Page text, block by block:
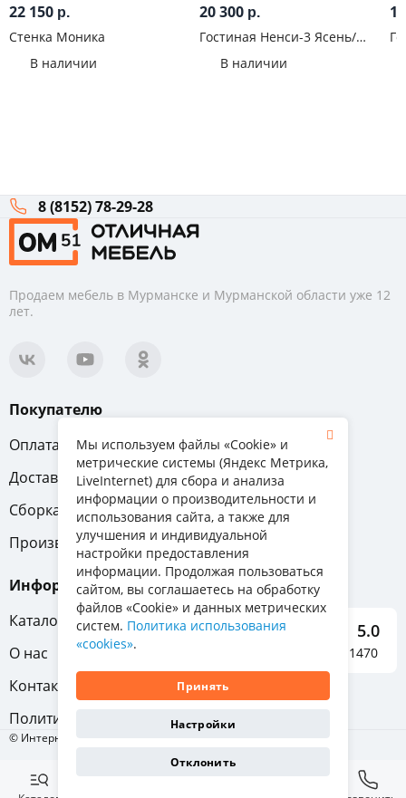
22 150 р.
Стенка Моника
В наличии
20 300 р.
Гостиная Ненси-3 Ясень/
В наличии
8 (8152) 78-29-28
Продаем мебель в Мурманске и Мурманской области уже 12
лет.
Покупателю
Оплата
Вопрос-ответ
Доставка
Обмен и возврат
Сборка
Гарантия
Производители
Информация
Каталог мебели
О нас
Контакты
Политика конфиденциальности
5.0
Отзывы о нас 1470
© Интернет-магазин «Отличная мебель», 2011-2026
Мы используем файлы «Cookie» и
метрические системы (Яндекс Метрика,
LiveInternet) для сбора и анализа
информации о производительности и
использования сайта, а также для
улучшения и индивидуальной
настройки предоставления
информации. Продолжая пользоваться
сайтом, вы соглашаетесь на обработку
файлов «Cookie» и данных метрических
систем. Политика использования
«cookies».
Принять
Настройки
Отклонить